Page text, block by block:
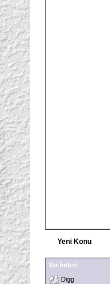
Yeni Konu
Yer İmleri
Digg